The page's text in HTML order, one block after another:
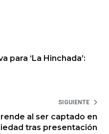
para ‘La Hinchada’:
SIGUIENTE
al ser captado en
tras presentación